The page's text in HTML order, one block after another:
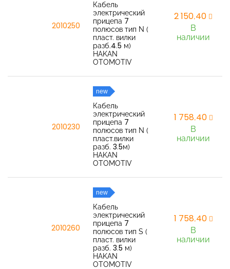
2010250
Кабель
электрический
прицепа 7
полюсов тип N (
пласт. вилки
разб.4.5 м)
HAKAN
OTOMOTIV
2 150,40
В
наличии
2010230
new
Кабель
электрический
прицепа 7
полюсов тип N (
пласт.вилки
разб. 3.5м)
HAKAN
OTOMOTIV
1 758,40
В
наличии
2010260
new
Кабель
электрический
прицепа 7
полюсов тип S (
пласт. вилки
разб. 3.5 м)
HAKAN
OTOMOTIV
1 758,40
В
наличии